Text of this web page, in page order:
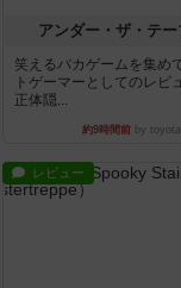
アンダー・ザ・テー
笑えるバカゲームを集め
トゲーマーとしてのレビ
正体隠...
約9時間前by toyota
レビュー